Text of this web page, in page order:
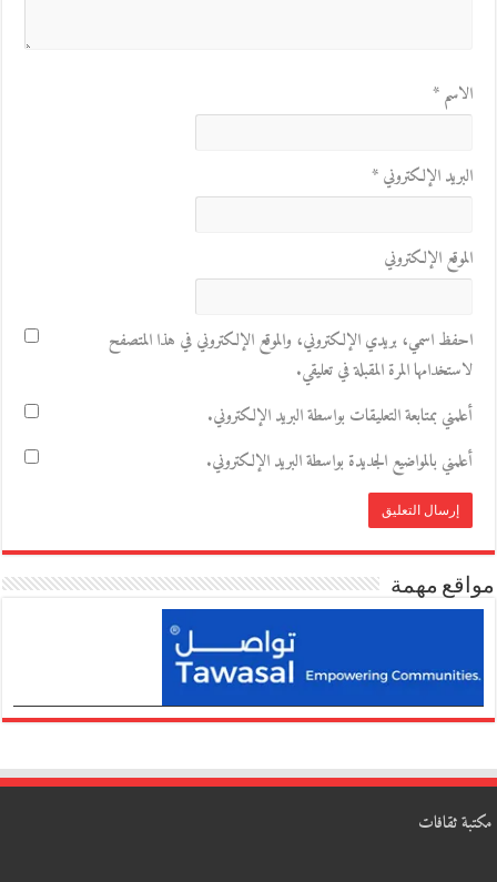
الاسم*
البريد الإلكتروني*
الموقع الإلكتروني
احفظ اسمي، بريدي الإلكتروني، والموقع الإلكتروني في هذا المتصفح
لاستخدامها المرة المقبلة في تعليقي.
أعلمني بمتابعة التعليقات بواسطة البريد الإلكتروني.
أعلمني بالمواضيع الجديدة بواسطة البريد الإلكتروني.
مواقع مهمة
مكتبة ثقافات